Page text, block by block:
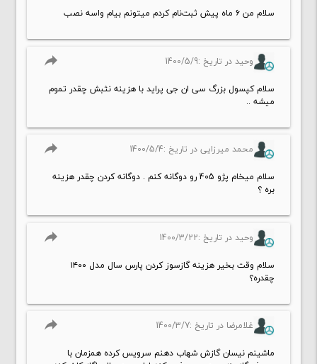
سلام من ۶ ماه پیش ثبت‌نام کردم میتونم بیام واسه نصب
وحید در تاریخ :1400/5/9 reply
سلام کپسول بزرگ سی ان جی پراید با هزینه نثبش چقدر تموم
میشه ..
محمد میرزایی در تاریخ :1400/5/4 reply
سلام میخام پژو 405 رو دوگانه کنم . دوگانه کردن چقدر هزینه
بره ؟
وحید در تاریخ :1400/3/22 reply
سلام وقت بخیر هزینه گازسوز کردن پارس سال مدل ۱۴۰۰
چقدره؟
غلامرضا در تاریخ :1400/3/7 reply
ماشینم نیسان گازش شهاب دهنم سرویس کرده همزمان با